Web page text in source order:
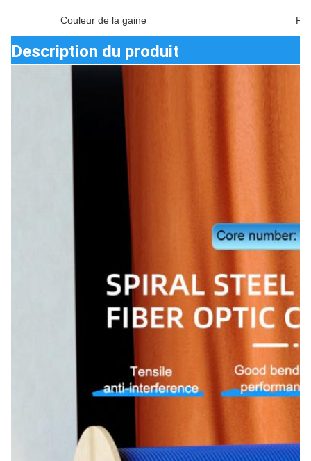
Couleur de la gaine
Description du produit